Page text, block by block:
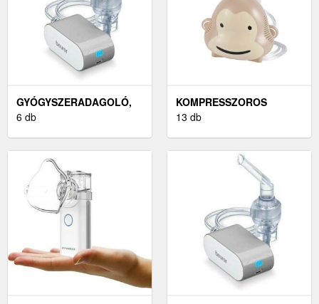
GYÓGYSZERADAGOLÓ,
INHALÁTOR
6 db
KOMPRESSZOROS
INHALÁTOROK
13 db